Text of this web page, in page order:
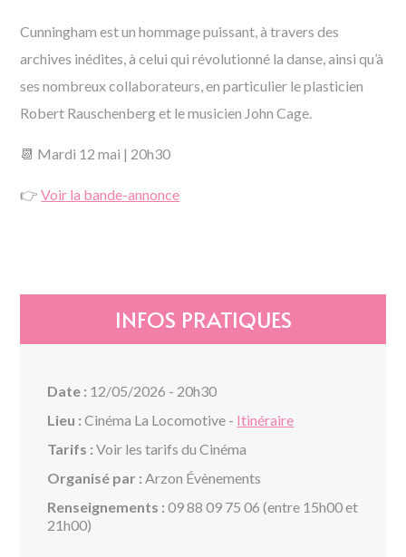
Cunningham est un hommage puissant, à travers des
archives inédites, à celui qui révolutionné la danse, ainsi qu’à
ses nombreux collaborateurs, en particulier le plasticien
Robert Rauschenberg et le musicien John Cage.
📆 Mardi 12 mai | 20h30
👉Voir la bande-annonce
INFOS PRATIQUES
Date : 12/05/2026 - 20h30
Lieu : Cinéma La Locomotive - Itinéraire
Tarifs : Voir les tarifs du Cinéma
Organisé par : Arzon Évènements
Renseignements : 09 88 09 75 06 (entre 15h00 et
21h00)